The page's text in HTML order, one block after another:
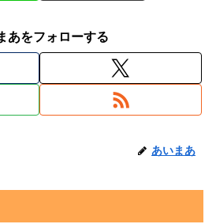
あをフォローする
あいまあ